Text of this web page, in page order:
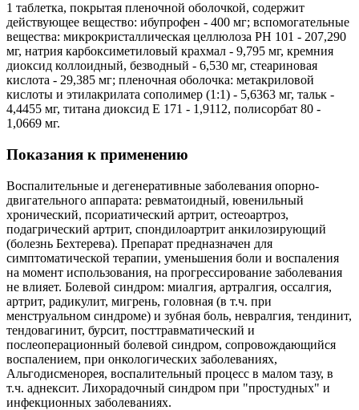
1 таблетка, покрытая пленочной оболочкой, содержит
действующее вещество: ибупрофен - 400 мг; вспомогательные
вещества: микрокристаллическая целлюлоза PH 101 - 207,290
мг, натрия карбоксиметиловый крахмал - 9,795 мг, кремния
диоксид коллоидный, безводный - 6,530 мг, стеариновая
кислота - 29,385 мг; пленочная оболочка: метакриловой
кислоты и этилакрилата сополимер (1:1) - 5,6363 мг, тальк -
4,4455 мг, титана диоксид Е 171 - 1,9112, полисорбат 80 -
1,0669 мг.
Показания к применению
Воспалительные и дегенеративные заболевания опорно-
двигательного аппарата: ревматоидный, ювенильный
хронический, псориатический артрит, остеоартроз,
подагрический артрит, спондилоартрит анкилозирующий
(болезнь Бехтерева). Препарат предназначен для
симптоматической терапии, уменьшения боли и воспаления
на момент использования, на прогрессирование заболевания
не влияет. Болевой синдром: миалгия, артралгия, оссалгия,
артрит, радикулит, мигрень, головная (в т.ч. при
менструальном синдроме) и зубная боль, невралгия, тендинит,
тендовагинит, бурсит, посттравматический и
послеоперационный болевой синдром, сопровождающийся
воспалением, при онкологических заболеваниях,
Альгодисменорея, воспалительный процесс в малом тазу, в
т.ч. аднексит. Лихорадочный синдром при "простудных" и
инфекционных заболеваниях.